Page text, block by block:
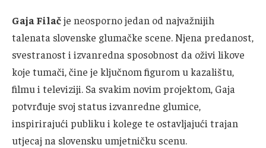
Gaja Filačje neosporno jedan od najvažnijih
talenata slovenske glumačke scene. Njena predanost,
svestranost i izvanredna sposobnost da oživi likove
koje tumači, čine je ključnom figurom u kazalištu,
filmu i televiziji. Sa svakim novim projektom, Gaja
potvrđuje svoj status izvanredne glumice,
inspirirajući publiku i kolege te ostavljajući trajan
utjecaj na slovensku umjetničku scenu.